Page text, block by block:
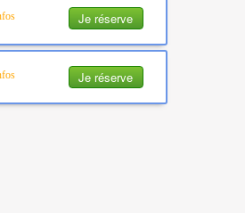
Je réserve
Je réserve